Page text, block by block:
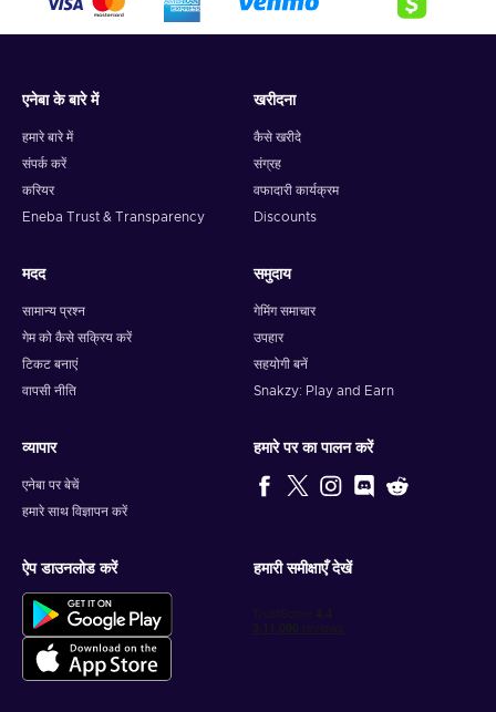
एनेबा के बारे में
हमारे बारे में
संपर्क करें
करियर
Eneba Trust & Transparency
खरीदना
कैसे खरीदे
संग्रह
वफादारी कार्यक्रम
Discounts
मदद
सामान्य प्रश्न
गेम को कैसे सक्रिय करें
टिकट बनाएं
वापसी नीति
समुदाय
गेमिंग समाचार
उपहार
सहयोगी बनें
Snakzy: Play and Earn
व्यापार
एनेबा पर बेचें
हमारे साथ विज्ञापन करें
हमारे पर का पालन करें
ऐप डाउनलोड करें हमारी समीक्षाएँ देखें